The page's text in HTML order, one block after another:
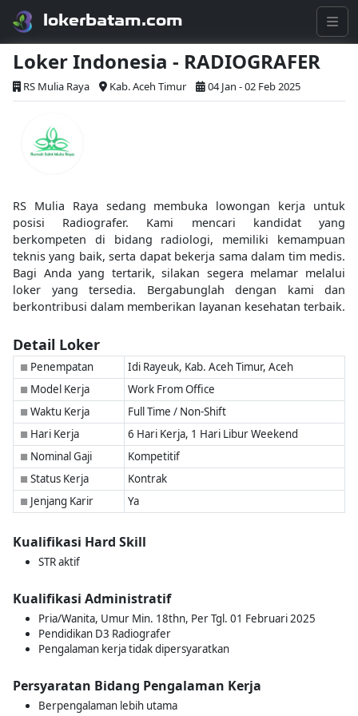
lokerbatam.com
Loker Indonesia - RADIOGRAFER
RS Mulia Raya Kab. Aceh Timur 04 Jan - 02 Feb 2025
RS Mulia Raya sedang membuka lowongan kerja untuk
posisi Radiografer. Kami mencari kandidat yang
berkompeten di bidang radiologi, memiliki kemampuan
teknis yang baik, serta dapat bekerja sama dalam tim medis.
Bagi Anda yang tertarik, silakan segera melamar melalui
loker yang tersedia. Bergabunglah dengan kami dan
berkontribusi dalam memberikan layanan kesehatan terbaik.
Detail Loker
■ Penempatan Idi Rayeuk, Kab. Aceh Timur, Aceh
■ Model Kerja Work From Office
■ Waktu Kerja Full Time / Non-Shift
■ Hari Kerja 6 Hari Kerja, 1 Hari Libur Weekend
■ Nominal Gaji Kompetitif
■ Status Kerja Kontrak
■ Jenjang Karir Ya
Kualifikasi Hard Skill
STR aktif
Kualifikasi Administratif
Pria/Wanita, Umur Min. 18thn, Per Tgl. 01 Februari 2025
Pendidikan D3 Radiografer
Pengalaman kerja tidak dipersyaratkan
Persyaratan Bidang Pengalaman Kerja
Berpengalaman lebih utama